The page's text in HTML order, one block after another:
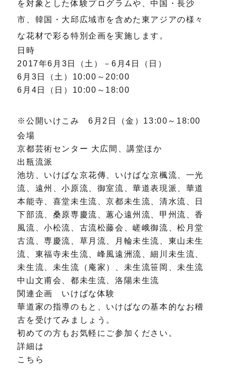
を対象とした体験プログラムや、中国・長沙
市、韓国・大邱広域市を含めた東アジアの様々
な花材で彩る特別企画を実施します。
日時
2017年6月3日（土）－6月4日（日）
6月3日（土）10:00～20:00
6月4日（日）10:00～18:00
※公開いけこみ 6月2日（金）13:00～18:00
会場
京都芸術センター 大広間、講堂ほか
出瓶流派
池坊、いけばな京花傳、いけばな京楓流、一光
流、遠州、小原流、御室流、華道表現派、華道
本能寺、喜堂未生流、京都未生流、清水流、日
下部流、桑原専慶流、蕙心遠州流、甲州流、香
風流、小松流、古流松藤会、嵯峨御流、松月堂
古流、専慶流、草月流、月輪未生流、東山未生
流、東福寺未生流、峰風遠洲流、細川未生流、
未生流、未生流（庵家）、未生流笹岡、未生流
中山文甫会、都未生流、洛陽未生流
関連企画 いけばな体験
華道家の指導のもと、いけばなの基本的なお稽
古を受けてみましょう。
初めての方もお気軽にご参加ください。
詳細は
こちら